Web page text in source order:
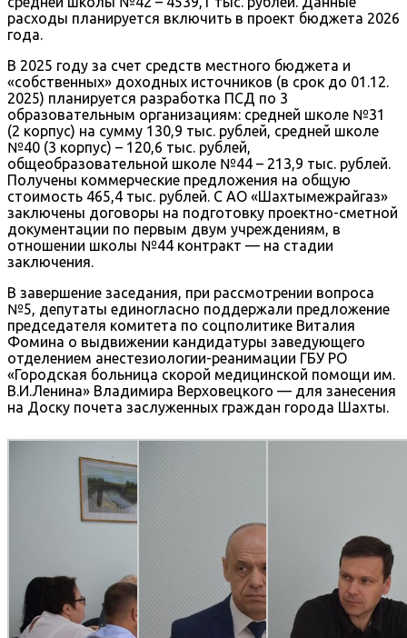
расходы планируется включить в проект бюджета 2026
года.
В 2025 году за счет средств местного бюджета и
«собственных» доходных источников (в срок до 01.12.
2025) планируется разработка ПСД по 3
образовательным организациям: средней школе №31
(2 корпус) на сумму 130,9 тыс. рублей, средней школе
№40 (3 корпус) – 120,6 тыс. рублей,
общеобразовательной школе №44 – 213,9 тыс. рублей.
Получены коммерческие предложения на общую
стоимость 465,4 тыс. рублей. С АО «Шахтымежрайгаз»
заключены договоры на подготовку проектно-сметной
документации по первым двум учреждениям, в
отношении школы №44 контракт — на стадии
заключения.
В завершение заседания, при рассмотрении вопроса
№5, депутаты единогласно поддержали предложение
председателя комитета по соцполитике Виталия
Фомина о выдвижении кандидатуры заведующего
отделением анестезиологии-реанимации ГБУ РО
«Городская больница скорой медицинской помощи им.
В.И.Ленина» Владимира Верховецкого — для занесения
на Доску почета заслуженных граждан города Шахты.